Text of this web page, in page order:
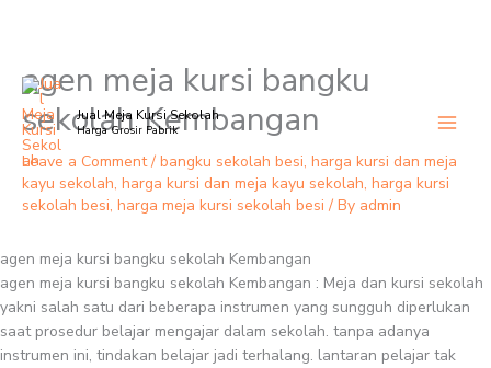
Skip
content
Jual Meja Kursi Sekolah
Harga Grosir Pabrik
agen meja kursi bangku
sekolah Kembangan
Leave a Comment / bangku sekolah besi, harga kursi dan meja
kayu sekolah, harga kursi dan meja kayu sekolah, harga kursi
sekolah besi, harga meja kursi sekolah besi / By admin
agen meja kursi bangku sekolah Kembangan
agen meja kursi bangku sekolah Kembangan : Meja dan kursi sekolah
yakni salah satu dari beberapa instrumen yang sungguh diperlukan
saat prosedur belajar mengajar dalam sekolah. tanpa adanya
instrumen ini, tindakan belajar jadi terhalang. lantaran pelajar tak